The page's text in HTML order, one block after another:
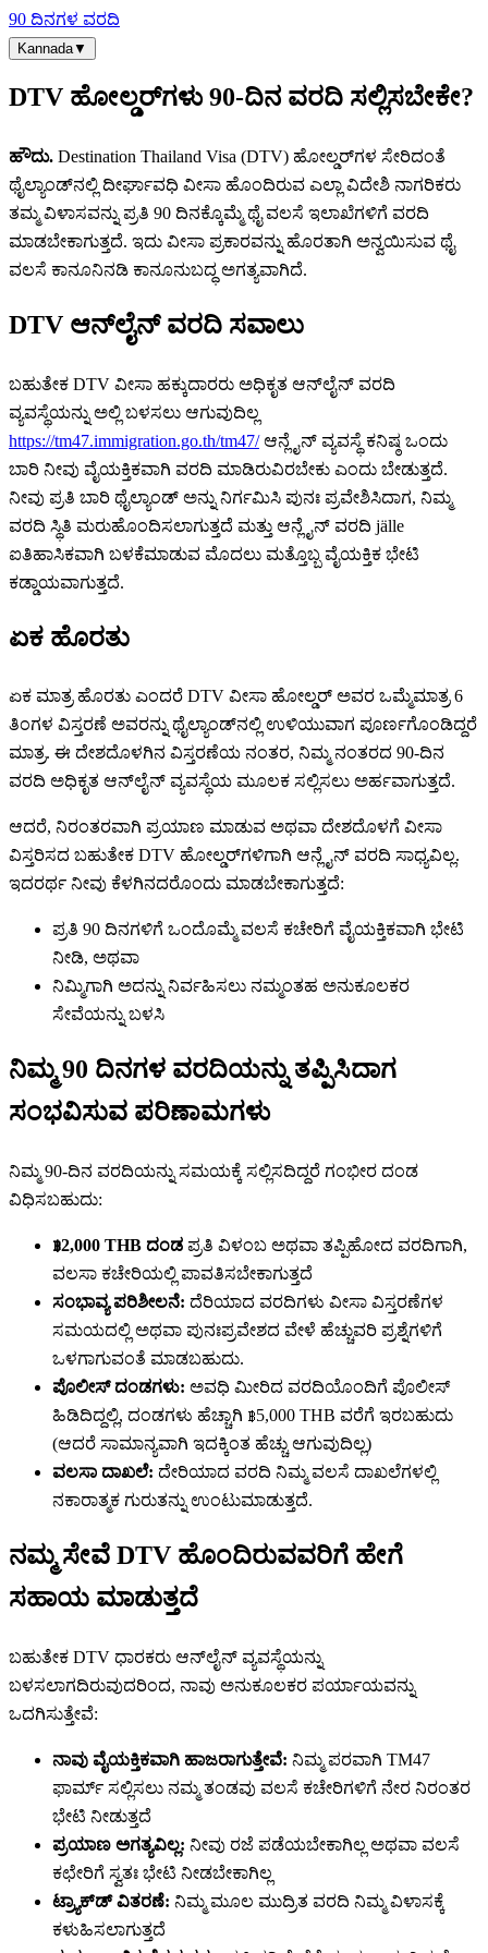
90 ದಿನಗಳ ವರದಿ
Kannada▼
DTV ಹೋಲ್ಡರ್‌ಗಳು 90-ದಿನ ವರದಿ ಸಲ್ಲಿಸಬೇಕೇ?
ಹೌದು. Destination Thailand Visa (DTV) ಹೋಲ್ಡರ್‌ಗಳ ಸೇರಿದಂತೆ
ಥೈಲ್ಯಾಂಡ್‌ನಲ್ಲಿ ದೀರ್ಘಾವಧಿ ವೀಸಾ ಹೊಂದಿರುವ ಎಲ್ಲಾ ವಿದೇಶಿ ನಾಗರಿಕರು
ತಮ್ಮ ವಿಳಾಸವನ್ನು ಪ್ರತಿ 90 ದಿನಕ್ಕೊಮ್ಮೆ ಥೈ ವಲಸೆ ಇಲಾಖೆಗಳಿಗೆ ವರದಿ
ಮಾಡಬೇಕಾಗುತ್ತದೆ. ಇದು ವೀಸಾ ಪ್ರಕಾರವನ್ನು ಹೊರತಾಗಿ ಅನ್ವಯಿಸುವ ಥೈ
ವಲಸೆ ಕಾನೂನಿನಡಿ ಕಾನೂನುಬದ್ಧ ಅಗತ್ಯವಾಗಿದೆ.
DTV ಆನ್‌ಲೈನ್ ವರದಿ ಸವಾಲು
ಬಹುತೇಕ DTV ವೀಸಾ ಹಕ್ಕುದಾರರು ಅಧಿಕೃತ ಆನ್‌ಲೈನ್ ವರದಿ
ವ್ಯವಸ್ಥೆಯನ್ನು ಅಲ್ಲಿ ಬಳಸಲು ಆಗುವುದಿಲ್ಲ
https://tm47.immigration.go.th/tm47/ ಆನ್ಲೈನ್ ವ್ಯವಸ್ಥೆ ಕನಿಷ್ಠ ಒಂದು
ಬಾರಿ ನೀವು ವೈಯಕ್ತಿಕವಾಗಿ ವರದಿ ಮಾಡಿರುವಿರಬೇಕು ಎಂದು ಬೇಡುತ್ತದೆ.
ನೀವು ಪ್ರತಿ ಬಾರಿ ಥೈಲ್ಯಾಂಡ್ ಅನ್ನು ನಿರ್ಗಮಿಸಿ ಪುನಃ ಪ್ರವೇಶಿಸಿದಾಗ, ನಿಮ್ಮ
ವರದಿ ಸ್ಥಿತಿ ಮರುಹೊಂದಿಸಲಾಗುತ್ತದೆ ಮತ್ತು ಆನ್ಲೈನ್ ವರದಿ jälle
ಐತಿಹಾಸಿಕವಾಗಿ ಬಳಕೆಮಾಡುವ ಮೊದಲು ಮತ್ತೊಬ್ಬ ವೈಯಕ್ತಿಕ ಭೇಟಿ
ಕಡ್ಡಾಯವಾಗುತ್ತದೆ.
ಏಕ ಹೊರತು
ಏಕ ಮಾತ್ರ ಹೊರತು ಎಂದರೆ DTV ವೀಸಾ ಹೋಲ್ಡರ್ ಅವರ ಒಮ್ಮೆಮಾತ್ರ 6
ತಿಂಗಳ ವಿಸ್ತರಣೆ ಅವರನ್ನು ಥೈಲ್ಯಾಂಡ್‌ನಲ್ಲಿ ಉಳಿಯುವಾಗ ಪೂರ್ಣಗೊಂಡಿದ್ದರೆ
ಮಾತ್ರ. ಈ ದೇಶದೊಳಗಿನ ವಿಸ್ತರಣೆಯ ನಂತರ, ನಿಮ್ಮ ನಂತರದ 90-ದಿನ
ವರದಿ ಅಧಿಕೃತ ಆನ್‌ಲೈನ್ ವ್ಯವಸ್ಥೆಯ ಮೂಲಕ ಸಲ್ಲಿಸಲು ಅರ್ಹವಾಗುತ್ತದೆ.
ಆದರೆ, ನಿರಂತರವಾಗಿ ಪ್ರಯಾಣ ಮಾಡುವ ಅಥವಾ ದೇಶದೊಳಗೆ ವೀಸಾ
ವಿಸ್ತರಿಸದ ಬಹುತೇಕ DTV ಹೋಲ್ಡರ್‌ಗಳಿಗಾಗಿ ಆನ್ಲೈನ್ ವರದಿ ಸಾಧ್ಯವಿಲ್ಲ.
ಇದರರ್ಥ ನೀವು ಕೆಳಗಿನದರೊಂದು ಮಾಡಬೇಕಾಗುತ್ತದೆ:
ಪ್ರತಿ 90 ದಿನಗಳಿಗೆ ಒಂದೊಮ್ಮೆ ವಲಸೆ ಕಚೇರಿಗೆ ವೈಯಕ್ತಿಕವಾಗಿ ಭೇಟಿ
ನೀಡಿ, ಅಥವಾ
ನಿಮ್ಮಿಗಾಗಿ ಅದನ್ನು ನಿರ್ವಹಿಸಲು ನಮ್ಮಂತಹ ಅನುಕೂಲಕರ
ಸೇವೆಯನ್ನು ಬಳಸಿ
ನಿಮ್ಮ 90 ದಿನಗಳ ವರದಿಯನ್ನು ತಪ್ಪಿಸಿದಾಗ
ಸಂಭವಿಸುವ ಪರಿಣಾಮಗಳು
ನಿಮ್ಮ 90-ದಿನ ವರದಿಯನ್ನು ಸಮಯಕ್ಕೆ ಸಲ್ಲಿಸದಿದ್ದರೆ ಗಂಭೀರ ದಂಡ
ವಿಧಿಸಬಹುದು:
฿2,000 THB ದಂಡ ಪ್ರತಿ ವಿಳಂಬ ಅಥವಾ ತಪ್ಪಿಹೋದ ವರದಿಗಾಗಿ,
ವಲಸಾ ಕಚೇರಿಯಲ್ಲಿ ಪಾವತಿಸಬೇಕಾಗುತ್ತದೆ
ಸಂಭಾವ್ಯ ಪರಿಶೀಲನೆ: ದೆರಿಯಾದ ವರದಿಗಳು ವೀಸಾ ವಿಸ್ತರಣೆಗಳ
ಸಮಯದಲ್ಲಿ ಅಥವಾ ಪುನಃಪ್ರವೇಶದ ವೇಳೆ ಹೆಚ್ಚುವರಿ ಪ್ರಶ್ನೆಗಳಿಗೆ
ಒಳಗಾಗುವಂತೆ ಮಾಡಬಹುದು.
ಪೊಲೀಸ್ ದಂಡಗಳು: ಅವಧಿ ಮೀರಿದ ವರದಿಯೊಂದಿಗೆ ಪೊಲೀಸ್
ಹಿಡಿದಿದ್ದಲ್ಲಿ, ದಂಡಗಳು ಹೆಚ್ಚಾಗಿ ฿5,000 THB ವರೆಗೆ ಇರಬಹುದು
(ಆದರೆ ಸಾಮಾನ್ಯವಾಗಿ ಇದಕ್ಕಿಂತ ಹೆಚ್ಚು ಆಗುವುದಿಲ್ಲ)
ವಲಸಾ ದಾಖಲೆ: ದೇರಿಯಾದ ವರದಿ ನಿಮ್ಮ ವಲಸೆ ದಾಖಲೆಗಳಲ್ಲಿ
ನಕಾರಾತ್ಮಕ ಗುರುತನ್ನು ಉಂಟುಮಾಡುತ್ತದೆ.
ನಮ್ಮ ಸೇವೆ DTV ಹೊಂದಿರುವವರಿಗೆ ಹೇಗೆ
ಸಹಾಯ ಮಾಡುತ್ತದೆ
ಬಹುತೇಕ DTV ಧಾರಕರು ಆನ್‌ಲೈನ್ ವ್ಯವಸ್ಥೆಯನ್ನು
ಬಳಸಲಾಗದಿರುವುದರಿಂದ, ನಾವು ಅನುಕೂಲಕರ ಪರ್ಯಾಯವನ್ನು
ಒದಗಿಸುತ್ತೇವೆ:
ನಾವು ವೈಯಕ್ತಿಕವಾಗಿ ಹಾಜರಾಗುತ್ತೇವೆ: ನಿಮ್ಮ ಪರವಾಗಿ TM47
ಫಾರ್ಮ್ ಸಲ್ಲಿಸಲು ನಮ್ಮ ತಂಡವು ವಲಸೆ ಕಚೇರಿಗಳಿಗೆ ನೇರ ನಿರಂತರ
ಭೇಟಿ ನೀಡುತ್ತದೆ
ಪ್ರಯಾಣ ಅಗತ್ಯವಿಲ್ಲ: ನೀವು ರಜೆ ಪಡೆಯಬೇಕಾಗಿಲ್ಲ ಅಥವಾ ವಲಸೆ
ಕಛೇರಿಗೆ ಸ್ವತಃ ಭೇಟಿ ನೀಡಬೇಕಾಗಿಲ್ಲ
ಟ್ರ್ಯಾಕ್‌ಡ್ ವಿತರಣೆ: ನಿಮ್ಮ ಮೂಲ ಮುದ್ರಿತ ವರದಿ ನಿಮ್ಮ ವಿಳಾಸಕ್ಕೆ
ಕಳುಹಿಸಲಾಗುತ್ತದೆ